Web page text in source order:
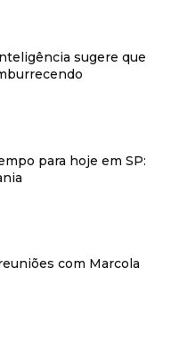
sugere que
para hoje em SP:
com Marcola